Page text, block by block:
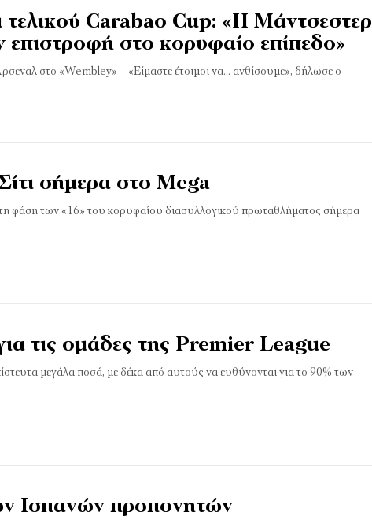
τελικού Carabao Cup: «Η Μάντσεστερ
επιστροφή στο κορυφαίο επίπεδο»
στο «Wembley» – «Είμαστε έτοιμοι να… ανθίσουμε», δήλωσε ο
σήμερα στο Mega
φάση των «16» του κορυφαίου διασυλλογικού πρωταθλήματος σήμερα
τις ομάδες της Premier League
μεγάλα ποσά, με δέκα από αυτούς να ευθύνονται για το 90% των
Ισπανών προπονητών